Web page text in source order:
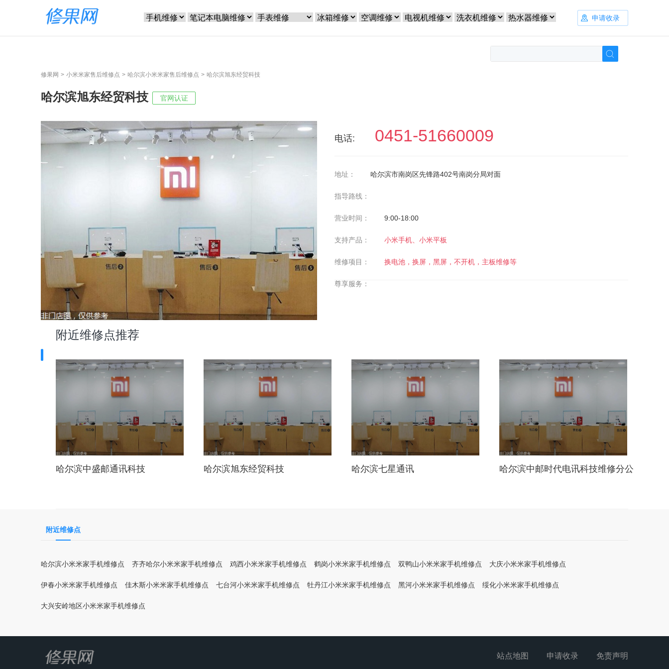
申请收录
修果网 小米米家售后维修点 哈尔滨小米米家售后维修点 哈尔滨旭东经贸科技
哈尔滨旭东经贸科技 官网认证
电话: 0451-51660009
地址： 哈尔滨市南岗区先锋路402号南岗分局对面
指导路线：
营业时间： 9:00-18:00
支持产品： 小米手机、小米平板
维修项目： 换电池，换屏，黑屏，不开机，主板维修等
尊享服务：
附近维修点推荐
哈尔滨中盛邮通讯科技 哈尔滨旭东经贸科技 哈尔滨七星通讯
哈尔滨中邮时代电讯科技维修分公
附近维修点
哈尔滨小米米家手机维修点 齐齐哈尔小米米家手机维修点 鸡西小米米家手机维修点 鹤岗小米米家手机维修点 双鸭山小米米家手机维修点 大庆小米米家手机维修点
伊春小米米家手机维修点 佳木斯小米米家手机维修点 七台河小米米家手机维修点 牡丹江小米米家手机维修点 黑河小米米家手机维修点 绥化小米米家手机维修点
大兴安岭地区小米米家手机维修点
站点地图 申请收录 免责声明